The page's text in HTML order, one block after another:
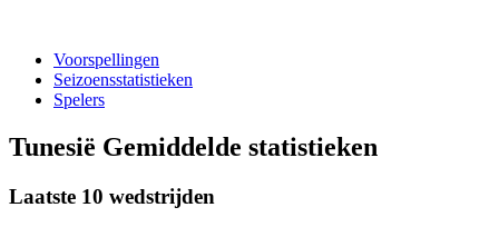
Voorspellingen
Seizoensstatistieken
Spelers
Tunesië Gemiddelde statistieken
Laatste 10 wedstrijden